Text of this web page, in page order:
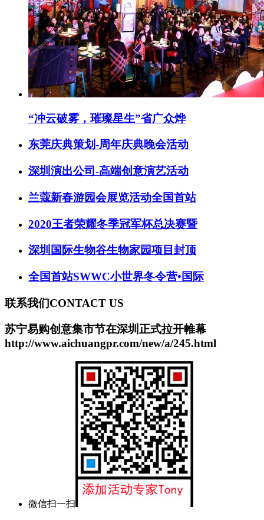
“冲云破雾，璀璨星生”省广众烨
东莞庆典策划-周年庆典晚会活动
深圳演出公司-高端创意演艺活动
兰蔻新春游园会展览活动全国首站
2020王者荣耀冬季冠军杯总决赛暨
深圳国际生物谷生物家园项目封顶
全国首站SWWC小世界冬令营•国际
联系我们CONTACT US
苏宁易购创意集市节在深圳正式拉开帷幕
http://www.aichuangpr.com/new/a/245.html
微信扫一扫